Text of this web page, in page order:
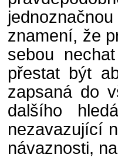
znamení, že
sebou
přestat být
zapsaná do
dalšího
nezavazující
návaznosti,